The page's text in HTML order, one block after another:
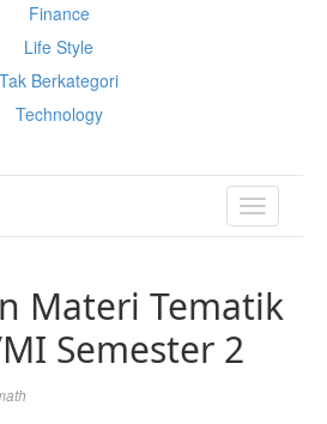
Finance
Life Style
Tak Berkategori
Technology
TOGGLE
Materi Tematik
Semester 2